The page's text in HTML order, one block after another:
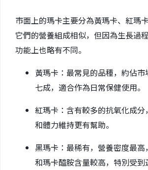
市面上的瑪卡主要分為黃瑪卡、紅瑪
它們的營養組成相似，但因為生長過
功能上也略有不同。
黃瑪卡：最常見的品種，約佔
七成，適合作為日常保健使用。
紅瑪卡：含有較多的抗氧化成分
和體力維持更有幫助。
黑瑪卡：最稀有，營養密度最
和瑪卡醯胺含量較高，特別受到